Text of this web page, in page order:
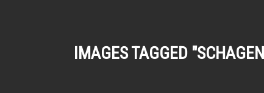
IMAGES TAGGED